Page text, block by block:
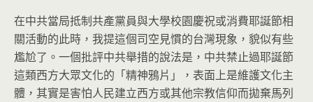
在中共當局抵制共產黨員與大學校園慶祝或消費耶誕節相
關活動的此時，我提這個司空見慣的台灣現象，貌似有些
尷尬了。一個批評中共舉措的說法是，中共禁止過耶誕節
這類西方大眾文化的「精神鴉片」，表面上是維護文化主
體，其實是害怕人民建立西方或其他宗教信仰而拋棄馬列